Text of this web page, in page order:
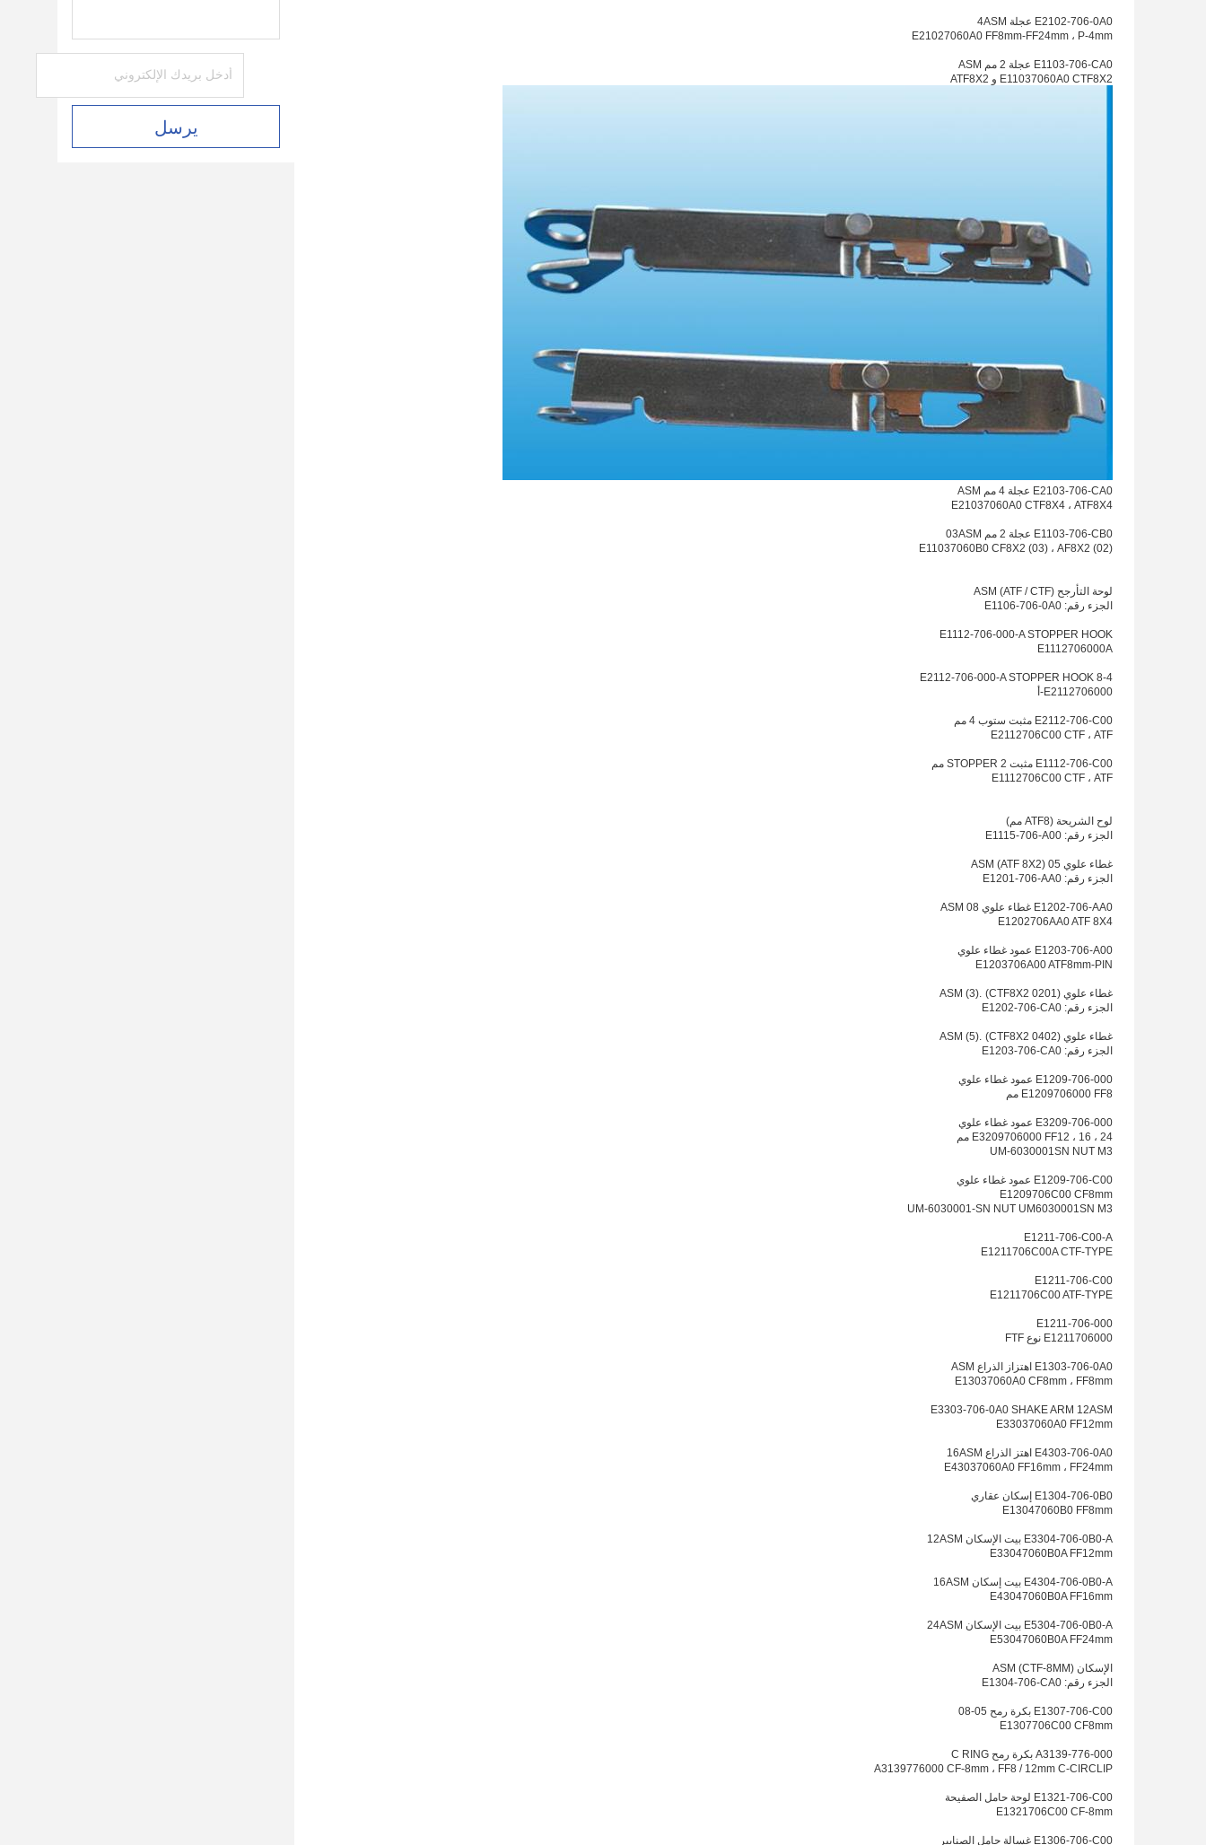
E2102-706-0A0 عجلة 4ASM
E21027060A0 FF8mm-FF24mm ، P-4mm
E1103-706-CA0 عجلة 2 مم ASM
E11037060A0 CTF8X2 و ATF8X2
E2103-706-CA0 عجلة 4 مم ASM
E21037060A0 CTF8X4 ، ATF8X4
E1103-706-CB0 عجلة 2 مم 03ASM
E11037060B0 CF8X2 (03) ، AF8X2 (02)
لوحة التأرجح ASM (ATF / CTF)
الجزء رقم: E1106-706-0A0
E1112-706-000-A STOPPER HOOK
E1112706000A
E2112-706-000-A STOPPER HOOK 8-4
E2112706000-أ
E2112-706-C00 مثبت ستوب 4 مم
E2112706C00 CTF ، ATF
E1112-706-C00 مثبت STOPPER 2 مم
E1112706C00 CTF ، ATF
لوح الشريحة (ATF8 مم)
الجزء رقم: E1115-706-A00
غطاء علوي 05 ASM (ATF 8X2)
الجزء رقم: E1201-706-AA0
E1202-706-AA0 غطاء علوي 08 ASM
E1202706AA0 ATF 8X4
E1203-706-A00 عمود غطاء علوي
E1203706A00 ATF8mm-PIN
غطاء علوي ASM (3). (CTF8X2 0201)
الجزء رقم: E1202-706-CA0
غطاء علوي ASM (5). (CTF8X2 0402)
الجزء رقم: E1203-706-CA0
E1209-706-000 عمود غطاء علوي
E1209706000 FF8 مم
E3209-706-000 عمود غطاء علوي
E3209706000 FF12 ، 16 ، 24 مم
UM-6030001SN NUT M3
E1209-706-C00 عمود غطاء علوي
E1209706C00 CF8mm
UM-6030001-SN NUT UM6030001SN M3
E1211-706-C00-A
E1211706C00A CTF-TYPE
E1211-706-C00
E1211706C00 ATF-TYPE
E1211-706-000
E1211706000 نوع FTF
E1303-706-0A0 اهتزاز الذراع ASM
E13037060A0 CF8mm ، FF8mm
E3303-706-0A0 SHAKE ARM 12ASM
E33037060A0 FF12mm
E4303-706-0A0 اهتز الذراع 16ASM
E43037060A0 FF16mm ، FF24mm
E1304-706-0B0 إسكان عقاري
E13047060B0 FF8mm
E3304-706-0B0-A بيت الإسكان 12ASM
E33047060B0A FF12mm
E4304-706-0B0-A بيت إسكان 16ASM
E43047060B0A FF16mm
E5304-706-0B0-A بيت الإسكان 24ASM
E53047060B0A FF24mm
الإسكان ASM (CTF-8MM)
الجزء رقم: E1304-706-CA0
E1307-706-C00 بكرة رمح 05-08
E1307706C00 CF8mm
A3139-776-000 بكرة رمح C RING
A3139776000 CF-8mm ، FF8 / 12mm C-CIRCLIP
E1321-706-C00 لوحة حامل الصفيحة
E1321706C00 CF-8mm
E1306-706-C00 غسالة حامل الصنابير
يرسل